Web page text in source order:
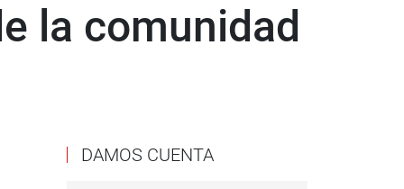
la comunidad
DAMOS CUENTA